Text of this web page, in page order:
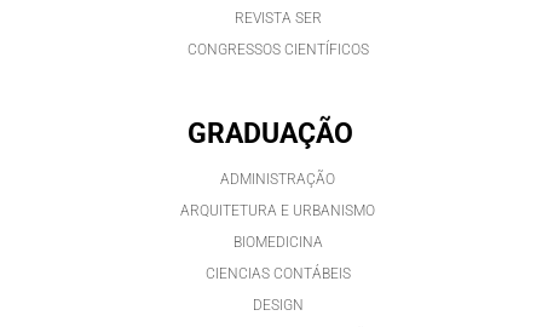
REVISTA SER
CONGRESSOS CIENTÍFICOS
GRADUAÇÃO
ADMINISTRAÇÃO
ARQUITETURA E URBANISMO
BIOMEDICINA
CIENCIAS CONTÁBEIS
DESIGN